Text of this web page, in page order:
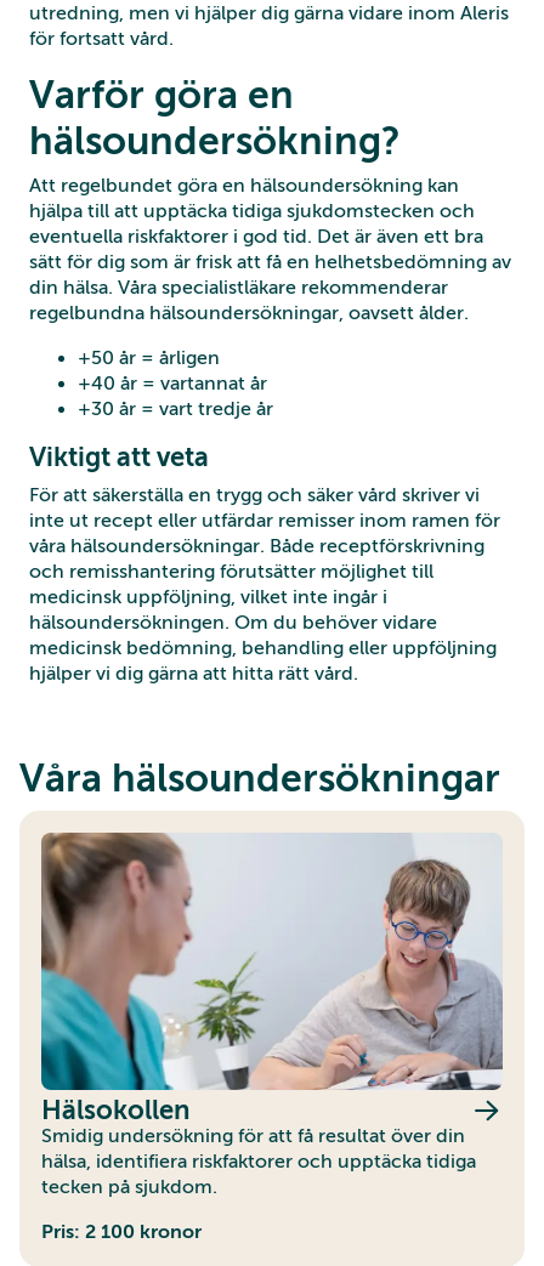
utredning, men vi hjälper dig gärna vidare inom Aleris
för fortsatt vård.
Varför göra en
hälsoundersökning?
Att regelbundet göra en hälsoundersökning kan
hjälpa till att upptäcka tidiga sjukdomstecken och
eventuella riskfaktorer i god tid. Det är även ett bra
sätt för dig som är frisk att få en helhetsbedömning av
din hälsa. Våra specialistläkare rekommenderar
regelbundna hälsoundersökningar, oavsett ålder.
+50 år = årligen
+40 år = vartannat år
+30 år = vart tredje år
Viktigt att veta
För att säkerställa en trygg och säker vård skriver vi
inte ut recept eller utfärdar remisser inom ramen för
våra hälsoundersökningar. Både receptförskrivning
och remisshantering förutsätter möjlighet till
medicinsk uppföljning, vilket inte ingår i
hälsoundersökningen. Om du behöver vidare
medicinsk bedömning, behandling eller uppföljning
hjälper vi dig gärna att hitta rätt vård.
Våra hälsoundersökningar
Hälsokollen
Smidig undersökning för att få resultat över din
hälsa, identifiera riskfaktorer och upptäcka tidiga
tecken på sjukdom.
Pris: 2 100 kronor